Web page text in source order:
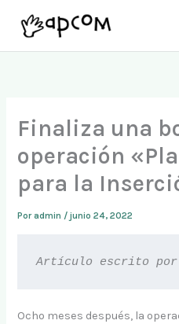
Finaliza una
operación
para la
Poradmin /junio 24, 2022
Artículo escrito por
Ocho meses después, la